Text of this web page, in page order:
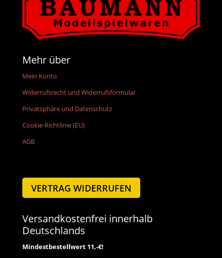
Mehr über
Mein Konto
Widerrufsrecht und Widerrufsformular
Privatsphäre und Datenschutz
Cookie-Richtlinie (EU)
AGB
VERTRAG WIDERRUFEN
Versandkostenfrei innerhalb
Deutschlands
Mindestbestellwert 11,-€!